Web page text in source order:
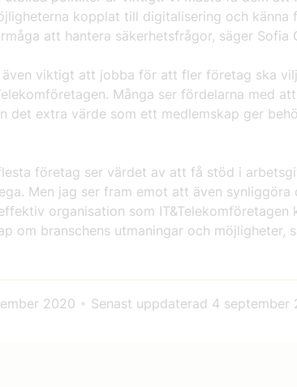
kopplat till digitalisering och känna
att hantera säkerhetsfrågor, säger Sofia
även viktigt att jobba för att fler företag ska
Många ser fördelarna med
det extra värde som ett medlemskap ger
företag ser värdet av att få stöd i
Men jag ser fram emot att även synliggöra
organisation som IT&Telekomföretagen
om branschens utmaningar och möjligheter,
2020 • Senast uppdaterad 4 september